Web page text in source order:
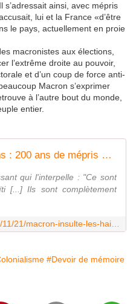
ainsi, avec mépris
lui et la France «d’être
le pays, actuellement en proie
macronistes aux élections,
l’extrême droite au pouvoir,
et d’un coup de force anti-
Macron s’exprimer
à l’autre bout du monde,
entier.
Macron insulte les haïtiens : 200 ans de mépris colonial
qui l'interpelle : "Ce sont
[...] Ils sont complètement
#Devoir de mémoire